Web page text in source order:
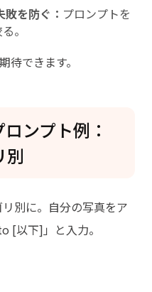
を防ぐ： プロンプトを
。
待できます。
ンプト例：
別
別に。自分の写真をア
[以下]」と入力。